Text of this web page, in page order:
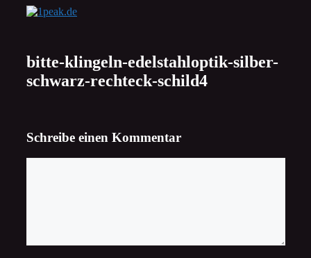
bitte-klingeln-edelstahloptik-silber-
schwarz-rechteck-schild4
Schreibe einen Kommentar